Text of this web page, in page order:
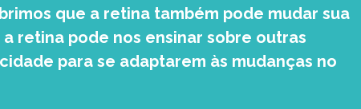
que a retina também pode mudar sua
retina pode nos ensinar sobre outras
para se adaptarem às mudanças no